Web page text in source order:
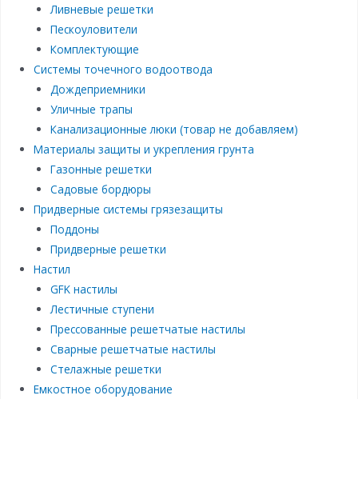
Ливневые решетки
Пескоуловители
Комплектующие
Системы точечного водоотвода
Дождеприемники
Уличные трапы
Канализационные люки (товар не добавляем)
Материалы защиты и укрепления грунта
Газонные решетки
Садовые бордюры
Придверные системы грязезащиты
Поддоны
Придверные решетки
Настил
GFK настилы
Лестичные ступени
Прессованные решетчатые настилы
Сварные решетчатые настилы
Стелажные решетки
Емкостное оборудование